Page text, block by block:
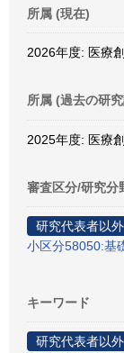
所属 (現在)
2026年度: 医療
所属 (過去の研
2025年度: 医療
審査区分/研究分
研究代表者以外
小区分58050:基
キーワード
研究代表者以外